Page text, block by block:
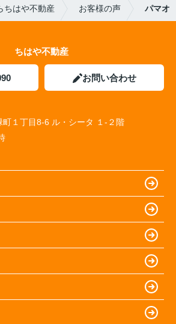
ちはや不動産 お客様の声 パマオ
ちはや不動産
お問い合わせ
１丁目8-6 ル・シータ １-２階